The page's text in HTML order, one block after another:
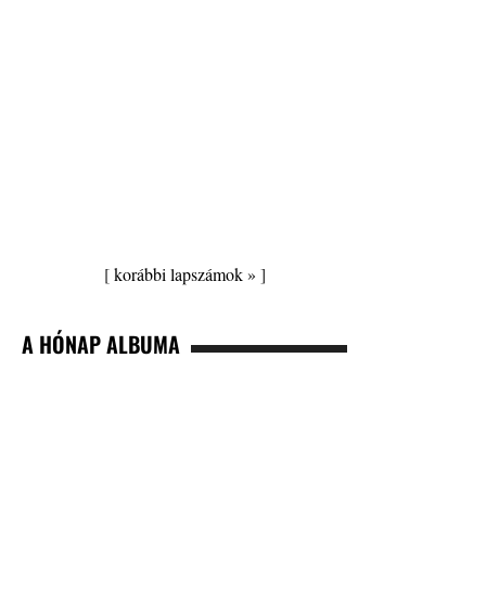
[korábbi lapszámok » ]
A HÓNAP ALBUMA